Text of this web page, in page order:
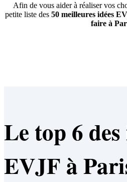
Afin de vous aider à réaliser vos
petite liste des 50 meilleures idées
faire à
Le top 6 des
EVJF à